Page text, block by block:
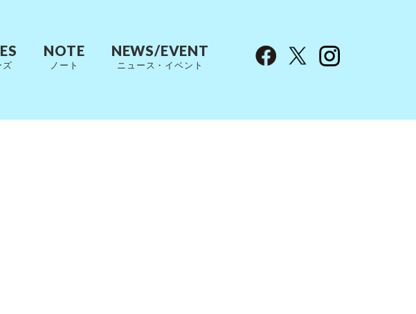
ズ
NOTE
ノート
NEWS/EVENT
ニュース・イベント